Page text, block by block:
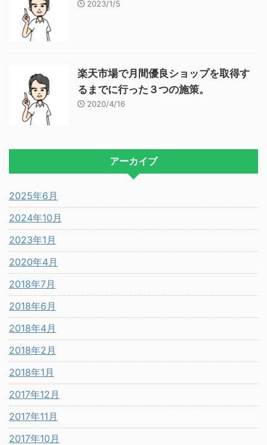
2023/1/5
楽天市場で月間優良ショップを取得す
るまでに行った３つの施策。
2020/4/16
アーカイブ
2025年6月
2024年10月
2023年1月
2020年4月
2018年7月
2018年6月
2018年4月
2018年2月
2018年1月
2017年12月
2017年11月
2017年10月